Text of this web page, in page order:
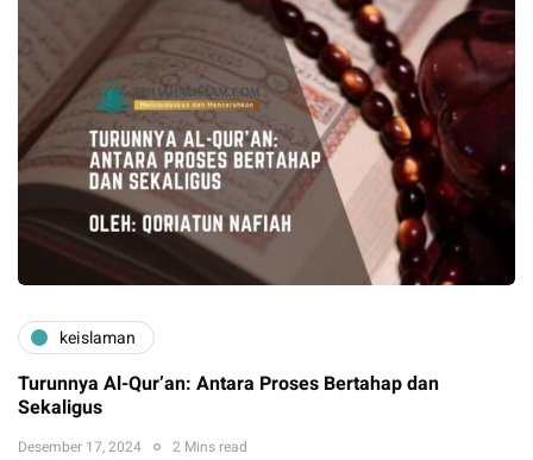
keislaman
Turunnya Al-Qur’an: Antara Proses Bertahap dan
Sekaligus
Desember 17, 2024 2 Mins read